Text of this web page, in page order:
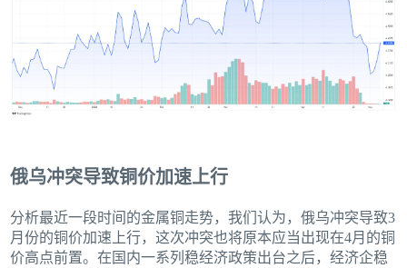
俄乌冲突导致铜价加速上行
分析最近一段时间的金属铜走势，我们认为，俄乌冲突导致3
月份的铜价加速上行，这次冲突也将原本应当出现在4月的铜
价高点前置。在国内一系列稳经济政策出台之后，经济企稳